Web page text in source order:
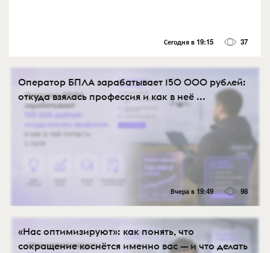
Сегодня в 19:15 37
Оператор БПЛА зарабатывает 150 000 рублей:
откуда взялась профессия и как в неё ...
Вчера в 19:49 98
«Нас оптимизируют»: как понять, что
сокращение коснётся именно вас — и что делать